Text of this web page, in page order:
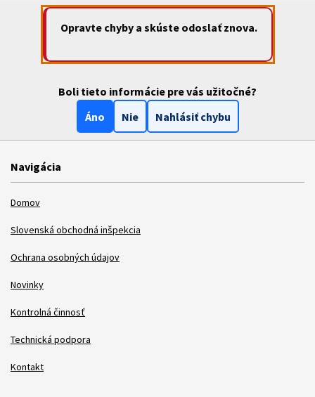
Opravte chyby a skúste odoslať znova.
Boli tieto informácie pre vás užitočné?
Áno
Nie Nahlásiť chybu
Navigácia
Domov
Slovenská obchodná inšpekcia
Ochrana osobných údajov
Novinky
Kontrolná činnosť
Technická podpora
Kontakt